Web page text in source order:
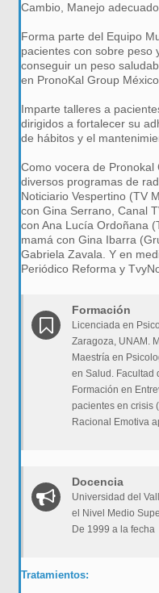
Cambio, Manejo
Forma parte del Equipo
pacientes con sobre peso
conseguir un peso
en PronoKal Group México.
Imparte talleres a
dirigidos a fortalecer su
de hábitos y el
Como vocera de
diversos programas de
Noticiario Vespertino (TV
con Gina Serrano, Canal
con Ana Lucía Ordoñana
mamá con Gina Ibarra
Gabriela Zavala. Y en
Periódico Reforma y
Formación
Licenciada en
Zaragoza, UNAM.
Maestría en
en Salud. Facultad
Formación en
pacientes en crisis
Racional Emotiva
Docencia
Universidad del
el Nivel Medio
De 1999 a la fecha
Tratamientos: